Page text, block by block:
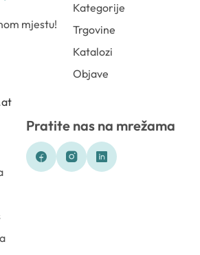
mjestu!
Kategorije
Trgovine
Katalozi
Objave
Pratite nas na mrežama